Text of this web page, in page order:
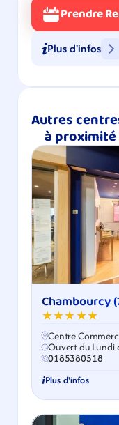
Prendre
Plus d'infos
Autres
à
Chambourcy
★★★★★
Centre
Ouvert du Lundi
0185380518
Plus d'infos